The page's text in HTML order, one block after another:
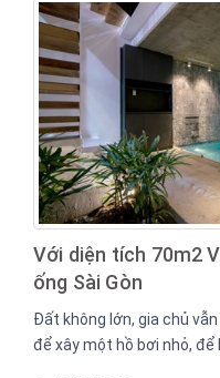
bản thân và biến 14 ý
sau này.
Với diện tích 70m2
ống Sài Gòn
Đất không lớn, gia chủ
để xây một hồ bơi nhỏ, để